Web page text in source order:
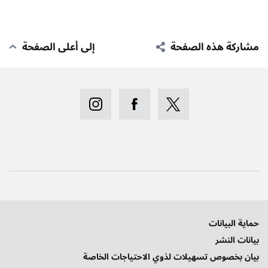
مشاركة هذه الصفحة إلى أعلى الصفحة
حماية البيانات
بيانات النشر
بيان بخصوص تسهيلات لذوي الاحتياجات الخاصة